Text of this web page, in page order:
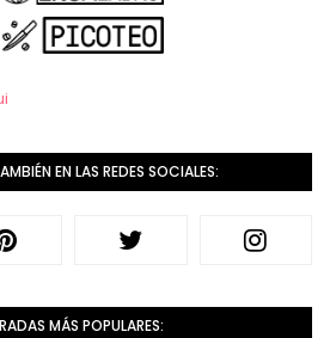
EN LAS REDES SOCIALES:
MÁS POPULARES: